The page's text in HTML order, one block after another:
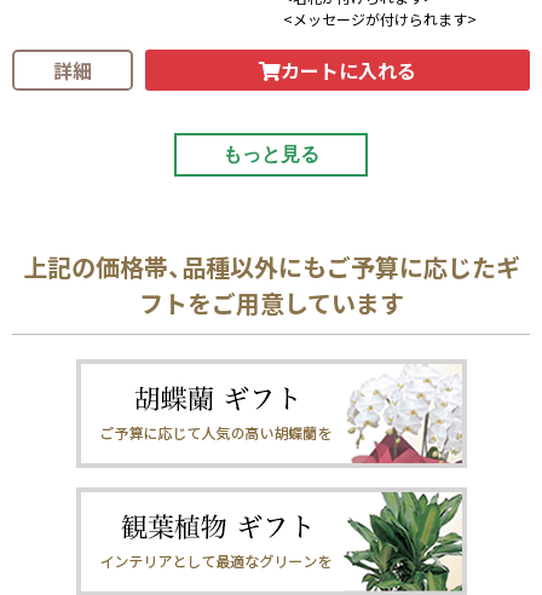
<メッセージが付けられます>
詳細 カートに入れる
もっと見る
上記の価格帯、品種以外にもご予算に応じたギ
フトをご用意しています